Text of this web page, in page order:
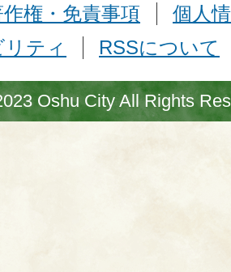
権・免責事項
個人
ティ
RSSについて
Oshu City All Rights